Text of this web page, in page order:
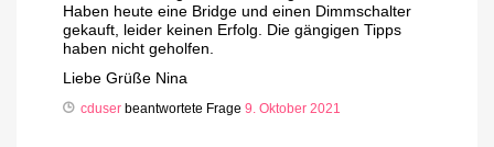
Haben heute eine Bridge und einen Dimmschalter
gekauft, leider keinen Erfolg. Die gängigen Tipps
haben nicht geholfen.
Liebe Grüße Nina
cduser beantwortete Frage 9. Oktober 2021